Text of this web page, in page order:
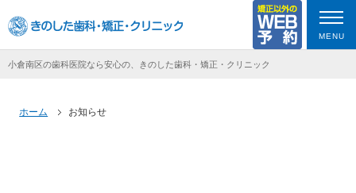
小倉南区の歯科医院なら安心の、きのした歯科・矯正・クリニック
MENU
ホーム お知らせ